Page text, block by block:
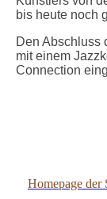
bis heute noch
Den Abschluss
mit einem
Connection
Homepage der